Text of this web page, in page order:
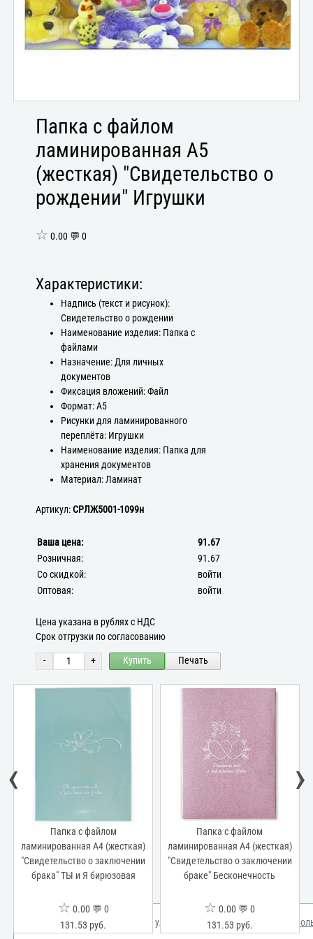
Папка с файлом
ламинированная А5
(жесткая) "Свидетельство о
рождении" Игрушки
☆ 0.00 💬 0
Характеристики:
Надпись (текст и рисунок):
Свидетельство о рождении
Наименование изделия: Папка с
файлами
Назначение: Для личных
документов
Фиксация вложений: Файл
Формат: А5
Рисунки для ламинированного
переплёта: Игрушки
Наименование изделия: Папка для
хранения документов
Материал: Ламинат
Артикул:СРЛЖ5001-1099н
Ваша цена:
91.67
Розничная:
91.67
Со скидкой:
войти
Оптовая:
войти
Цена указана в рублях с НДС
Срок отгрузки по согласованию
- + Купить Печать
Папка с файлом
А4 (жесткая)
о заключении
ТЫ и Я бирюзовая
0.00 💬 0
131.53 руб.
Папка с файлом
ламинированная А4 (жесткая)
"Свидетельство о заключении
браке" Бесконечность
0.00 💬 0
131.53 руб.
‹ ›
Мы используем куки для улучшения вашего опыта. Узнать